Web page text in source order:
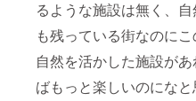
るような施設は無く、自
も残っている街なのに
自然を活かした施設が
ばもっと楽しいのになと